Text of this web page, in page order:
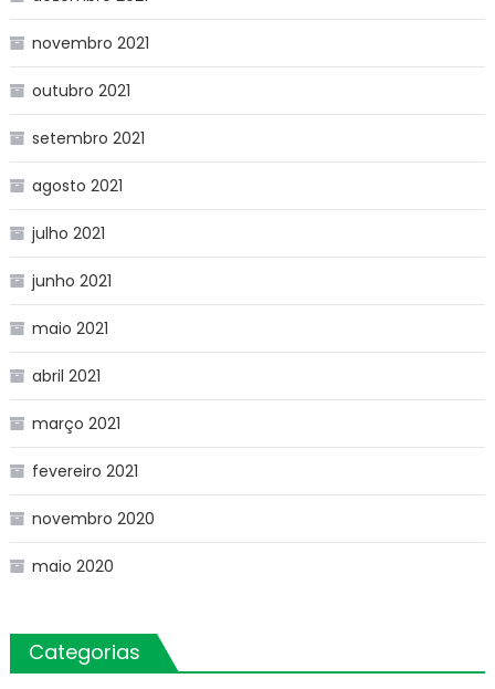
novembro 2021
outubro 2021
setembro 2021
agosto 2021
julho 2021
junho 2021
maio 2021
abril 2021
março 2021
fevereiro 2021
novembro 2020
maio 2020
Categorias